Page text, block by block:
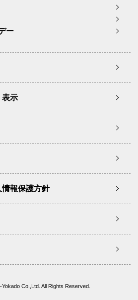
ー
表示
報保護方針
Co.,Ltd. All Rights Reserved.